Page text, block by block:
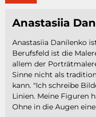
Anastasiia
Anastasiia Danilenko
Berufsfeld ist die
allem der
Sinne nicht als
kann. "Ich schreibe
Linien. Meine Figuren
Ohne in die Augen